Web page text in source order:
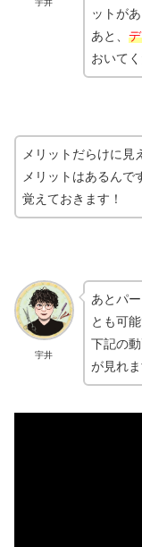
ットがあ
あと、
おいてく
メリットだらけに見
メリットはあるんで
覚えておきます！
宇井
あとパ
とも可能
下記の
が見れま